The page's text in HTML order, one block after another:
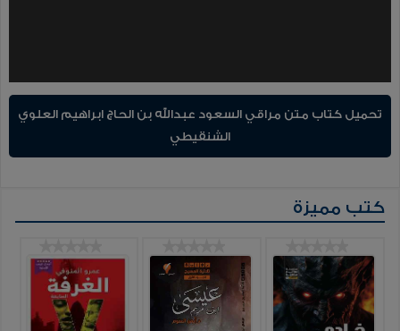
تحميل كتاب متن مراقي السعود عبدالله بن الحاج ابراهيم العلوي
الشنقيطي
كتب مميزة